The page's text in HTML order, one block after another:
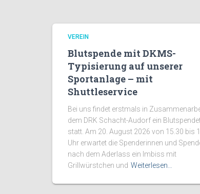
VEREIN
Blutspende mit DKMS-
Typisierung auf unserer
Sportanlage – mit
Shuttleservice
Bei uns findet erstmals in
dem DRK Schacht-Audorf ein
statt. Am 20. August 2026 von 15.30 bis
Uhr erwartet die Spenderinnen und
nach dem Aderlass ein Imbiss mit
Grillwürstchen und Weiterlesen…